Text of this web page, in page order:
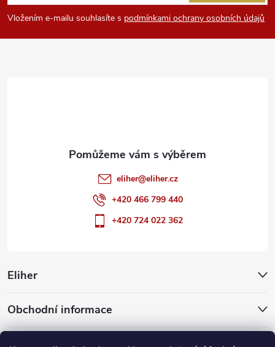
pVložením e-mailu souhlasíte s podmínkami ochrany osobních údajů
Eliher
Obchodní informace
eliher@eliher.cz
+420 466 799 440
+420 724 022 362